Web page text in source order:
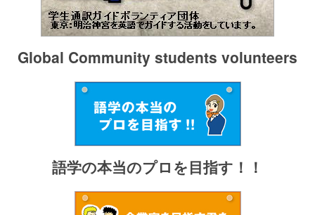
Global Community students volunteers
語学の本当のプロを目指す！！